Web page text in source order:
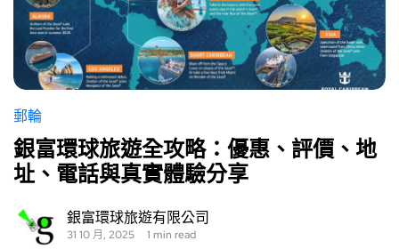
郵輪
銀富環球旅遊全攻略：優惠、評價、地
址、電話與真實體驗分享
銀富環球旅遊有限公司
31 10 月, 2025 1 min read